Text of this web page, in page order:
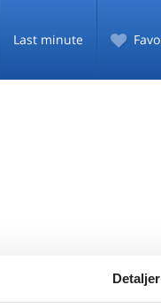
Last minute
Detaljer